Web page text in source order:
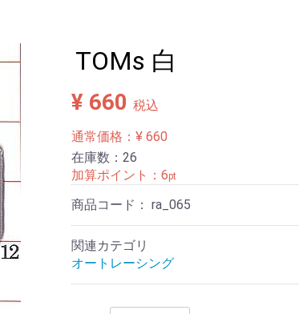
TOMs 白
¥ 660 税込
通常価格：¥ 660
在庫数：26
加算ポイント： 6pt
商品コード： ra_065
関連カテゴリ
オートレーシング